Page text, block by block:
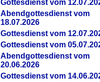
Gottesdienst vom
Abendgottesdienst vom
18.07.2026
Gottesdienst vom
Gottesdienst vom
Abendgottesdienst vom
20.06.2026
Gottesdienst vom